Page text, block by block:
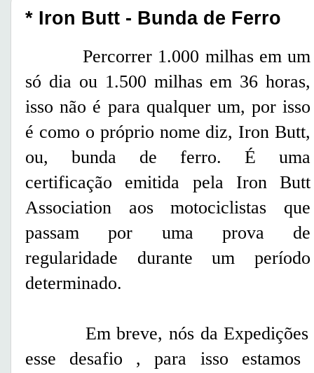
* Iron Butt - Bunda de Ferro
Percorrer 1.000 milhas em um
só dia ou 1.500 milhas em 36 horas,
isso não é para qualquer um, por isso
é como o próprio nome diz, Iron Butt,
ou, bunda de ferro. É uma
certificação emitida pela Iron Butt
Association aos motociclistas que
passam por uma prova de
regularidade durante um período
determinado.
Em breve, nós da Expedições
esse desafio , para isso estamos